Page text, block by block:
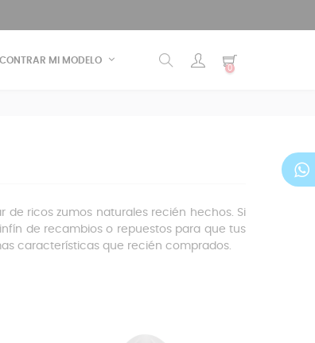
MI MODELO
0
de ricos zumos naturales recién hechos. Si
de recambios o repuestos para que tus
características que recién comprados.